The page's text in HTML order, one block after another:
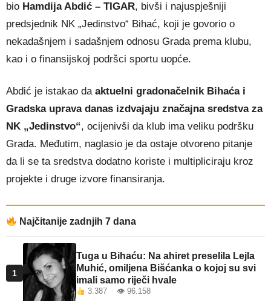
bio Hamdija Abdić – TIGAR, bivši i najuspješniji
predsjednik NK „Jedinstvo“ Bihać, koji je govorio o
nekadašnjem i sadašnjem odnosu Grada prema klubu,
kao i o finansijskoj podršci sportu uopće.
Abdić je istakao da aktuelni gradonačelnik Bihaća i
Gradska uprava danas izdvajaju značajna sredstva za
NK „Jedinstvo“, ocijenivši da klub ima veliku podršku
Grada. Međutim, naglasio je da ostaje otvoreno pitanje
da li se ta sredstva dodatno koriste i multipliciraju kroz
projekte i druge izvore finansiranja.
Najčitanije zadnjih 7 dana
1
Tuga u Bihaću: Na ahiret preselila Lejla
Muhić, omiljena Bišćanka o kojoj su svi
imali samo riječi hvale
3.387 👁 96.158